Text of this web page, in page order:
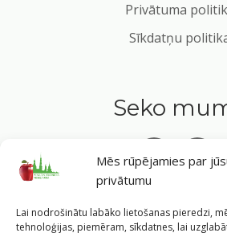
Mēs rūpējamies par
privātumu
Lai nodrošinātu labāko lietošanas pieredzi,
tehnoloģijas, piemēram, sīkdatnes, lai
Privātuma
Sīkdatņu
Seko